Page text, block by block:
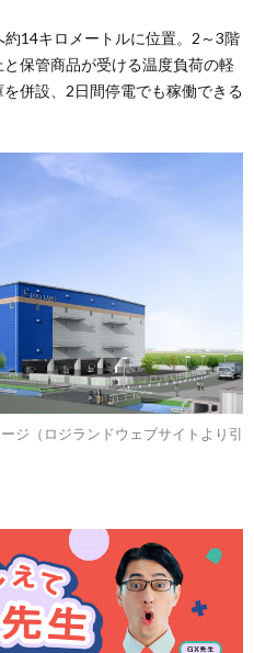
14キロメートルに位置。2～3階
保管商品が受ける温度負荷の軽
併設、2日間停電でも稼働できる
ジ（ロジランドウェブサイトより引